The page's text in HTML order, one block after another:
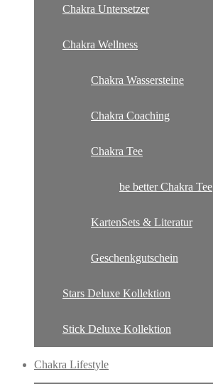
Chakra Untersetzer
Chakra Wellness
Chakra Wassersteine
Chakra Coaching
Chakra Tee
be better Chakra Tee
KartenSets & Literatur
Geschenkgutschein
Stars Deluxe Kollektion
Stick Deluxe Kollektion
Chakra Lifestyle